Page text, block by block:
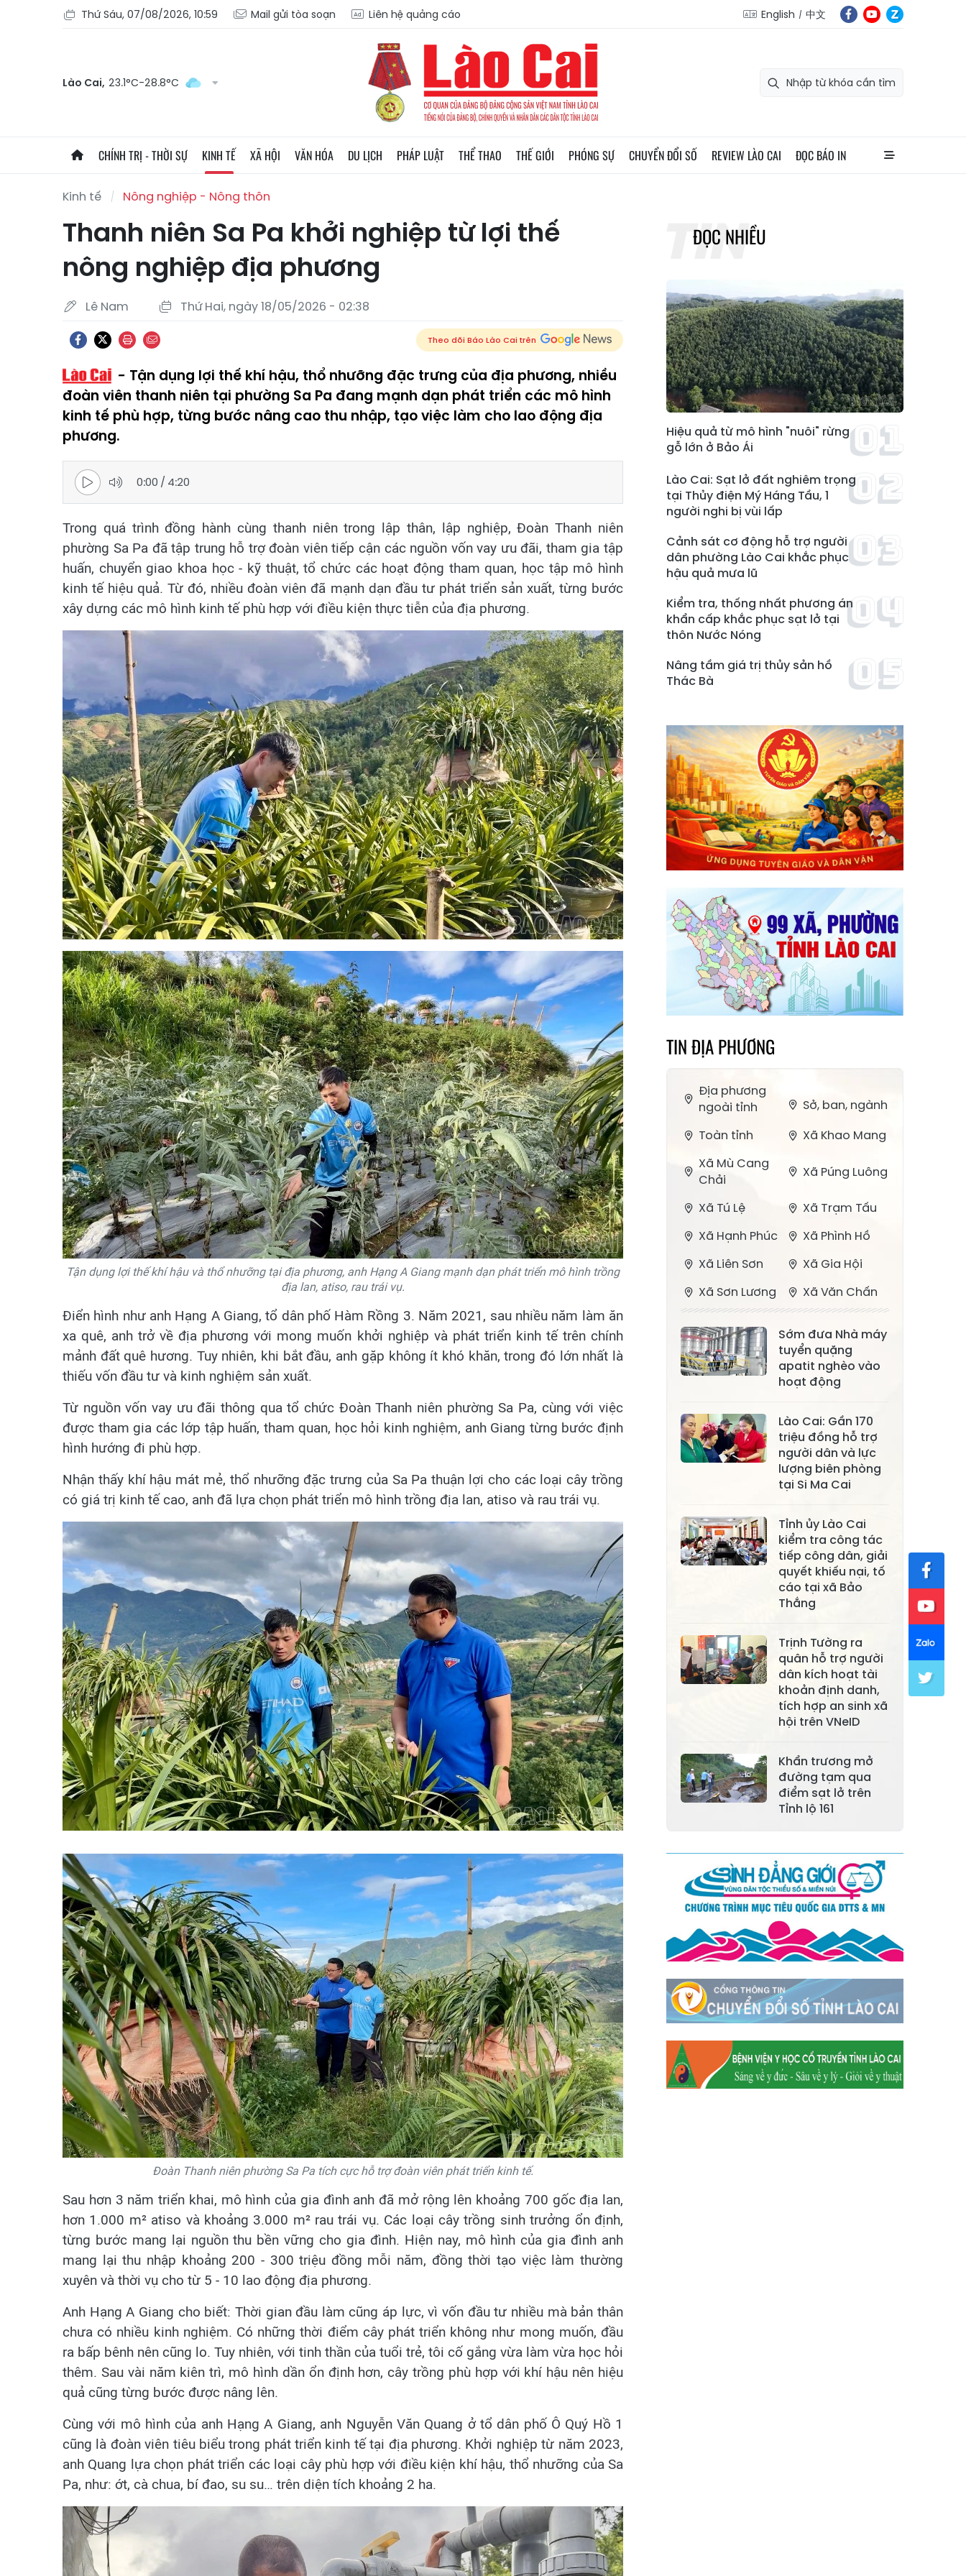
Thứ Sáu, 07/08/2026, 10:59 Mail gửi tòa soạn Liên hệ quảng cáo English 中文
Lào Cai, 23.1°C-28.8°C
CHÍNH TRỊ - THỜI SỰ KINH TẾ XÃ HỘI VĂN HÓA DU LỊCH PHÁP LUẬT THỂ THAO THẾ GIỚI PHÓNG SỰ CHUYỂN ĐỔI SỐ REVIEW LÀO CAI ĐỌC BÁO IN
Kinh tế Nông nghiệp - Nông thôn
Thanh niên Sa Pa khởi nghiệp từ lợi thế
nông nghiệp địa phương
Lê Nam Thứ Hai, ngày 18/05/2026 - 02:38
Theo dõi Báo Lào Cai trên
Tận dụng lợi thế khí hậu, thổ nhưỡng đặc trưng của địa phương, nhiều
đoàn viên thanh niên tại phường Sa Pa đang mạnh dạn phát triển các mô hình
kinh tế phù hợp, từng bước nâng cao thu nhập, tạo việc làm cho lao động địa
phương.
0:00 / 4:20
Trong quá trình đồng hành cùng thanh niên trong lập thân, lập nghiệp, Đoàn Thanh niên
phường Sa Pa đã tập trung hỗ trợ đoàn viên tiếp cận các nguồn vốn vay ưu đãi, tham gia tập
huấn, chuyển giao khoa học - kỹ thuật, tổ chức các hoạt động tham quan, học tập mô hình
kinh tế hiệu quả. Từ đó, nhiều đoàn viên đã mạnh dạn đầu tư phát triển sản xuất, từng bước
xây dựng các mô hình kinh tế phù hợp với điều kiện thực tiễn của địa phương.
Tận dụng lợi thế khí hậu và thổ nhưỡng tại địa phương, anh Hạng A Giang mạnh dạn phát triển mô hình trồng
địa lan, atiso, rau trái vụ.
Điển hình như anh Hạng A Giang, tổ dân phố Hàm Rồng 3. Năm 2021, sau nhiều năm làm ăn
xa quê, anh trở về địa phương với mong muốn khởi nghiệp và phát triển kinh tế trên chính
mảnh đất quê hương. Tuy nhiên, khi bắt đầu, anh gặp không ít khó khăn, trong đó lớn nhất là
thiếu vốn đầu tư và kinh nghiệm sản xuất.
Từ nguồn vốn vay ưu đãi thông qua tổ chức Đoàn Thanh niên phường Sa Pa, cùng với việc
được tham gia các lớp tập huấn, tham quan, học hỏi kinh nghiệm, anh Giang từng bước định
hình hướng đi phù hợp.
Nhận thấy khí hậu mát mẻ, thổ nhưỡng đặc trưng của Sa Pa thuận lợi cho các loại cây trồng
có giá trị kinh tế cao, anh đã lựa chọn phát triển mô hình trồng địa lan, atiso và rau trái vụ.
Đoàn Thanh niên phường Sa Pa tích cực hỗ trợ đoàn viên phát triển kinh tế.
Sau hơn 3 năm triển khai, mô hình của gia đình anh đã mở rộng lên khoảng 700 gốc địa lan,
hơn 1.000 m² atiso và khoảng 3.000 m² rau trái vụ. Các loại cây trồng sinh trưởng ổn định,
từng bước mang lại nguồn thu bền vững cho gia đình. Hiện nay, mô hình của gia đình anh
mang lại thu nhập khoảng 200 - 300 triệu đồng mỗi năm, đồng thời tạo việc làm thường
xuyên và thời vụ cho từ 5 - 10 lao động địa phương.
Anh Hạng A Giang cho biết: Thời gian đầu làm cũng áp lực, vì vốn đầu tư nhiều mà bản thân
chưa có nhiều kinh nghiệm. Có những thời điểm cây phát triển không như mong muốn, đầu
ra bấp bênh nên cũng lo. Tuy nhiên, với tinh thần của tuổi trẻ, tôi cố gắng vừa làm vừa học hỏi
thêm. Sau vài năm kiên trì, mô hình dần ổn định hơn, cây trồng phù hợp với khí hậu nên hiệu
quả cũng từng bước được nâng lên.
Cùng với mô hình của anh Hạng A Giang, anh Nguyễn Văn Quang ở tổ dân phố Ô Quý Hồ 1
cũng là đoàn viên tiêu biểu trong phát triển kinh tế tại địa phương. Khởi nghiệp từ năm 2023,
anh Quang lựa chọn phát triển các loại cây phù hợp với điều kiện khí hậu, thổ nhưỡng của Sa
Pa, như: ớt, cà chua, bí đao, su su… trên diện tích khoảng 2 ha.
ĐỌC NHIỀU
Hiệu quả từ mô hình "nuôi" rừng
gỗ lớn ở Bảo Ái
Lào Cai: Sạt lở đất nghiêm trọng
tại Thủy điện Mý Háng Tầu, 1
người nghi bị vùi lấp
Cảnh sát cơ động hỗ trợ người
dân phường Lào Cai khắc phục
hậu quả mưa lũ
Kiểm tra, thống nhất phương án
khẩn cấp khắc phục sạt lở tại
thôn Nước Nóng
Nâng tầm giá trị thủy sản hồ
Thác Bà
TIN ĐỊA PHƯƠNG
Địa phương
ngoài tỉnh
Sở, ban, ngành
Toàn tỉnh
Xã Khao Mang
Xã Mù Cang
Chải
Xã Púng Luông
Xã Tú Lệ
Xã Trạm Tấu
Xã Hạnh Phúc
Xã Phình Hồ
Xã Liên Sơn
Xã Gia Hội
Xã Sơn Lương
Xã Văn Chấn
Bằng La
Xã Chấn Thịnh
Xã Nghĩa Tâm
Xã Phong Dụ
Hạ
Xã Đông
Cuông
Xã Tân Hợp
Xã Xuân Ái
Xã Mỏ Vàng
Thượng
Xã Lục Yên
Xã Tân Lĩnh
Xã Phúc Lợi
Xã Cảm Nhân
Xã Yên Thành
Xã Thác Bà
Xã Yên Bình
Xã Bảo Ái
Xã Hưng
Khánh
Thịnh
Xã Quy Mông
Xã Cốc San
Xã Hợp Thành
Xã Phong Hải
Quang
Xã Tằng Loỏng
Xã Gia Phú
Xã Mường
Hum
Xã Y Tý
Xã A Mú Sung
Xã Trịnh Tường
Xã Nậm Chày
Xã Bản Xèo
Xã Bát Xát
Xã Võ Lao
Xã Khánh Yên
Xã Văn Bàn
Xã Dương Quỳ
Sớm đưa Nhà máy
tuyển quặng
apatit nghèo vào
hoạt động
Lào Cai: Gần 170
triệu đồng hỗ trợ
người dân và lực
lượng biên phòng
tại Si Ma Cai
Tỉnh ủy Lào Cai
kiểm tra công tác
tiếp công dân, giải
quyết khiếu nại, tố
cáo tại xã Bảo
Thắng
Trịnh Tường ra
quân hỗ trợ người
dân kích hoạt tài
khoản định danh,
tích hợp an sinh xã
hội trên VNeID
Khẩn trương mở
đường tạm qua
điểm sạt lở trên
Tỉnh lộ 161